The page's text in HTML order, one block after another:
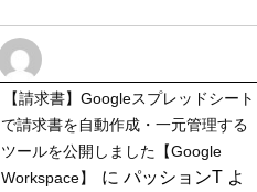
【請求書】Googleスプレッドシート
で請求書を自動作成・一元管理する
ツールを公開しました【Google
Workspace】
に パッションT よ